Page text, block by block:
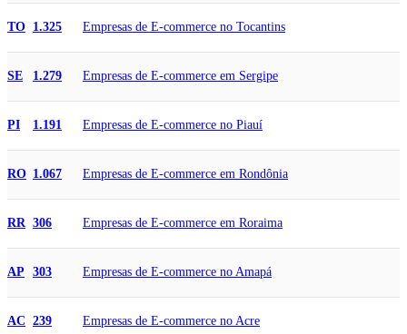
TO 1.325 Empresas de E-commerce no Tocantins
SE 1.279 Empresas de E-commerce em Sergipe
PI 1.191 Empresas de E-commerce no Piauí
RO 1.067 Empresas de E-commerce em Rondônia
RR 306 Empresas de E-commerce em Roraima
AP 303 Empresas de E-commerce no Amapá
AC 239 Empresas de E-commerce no Acre